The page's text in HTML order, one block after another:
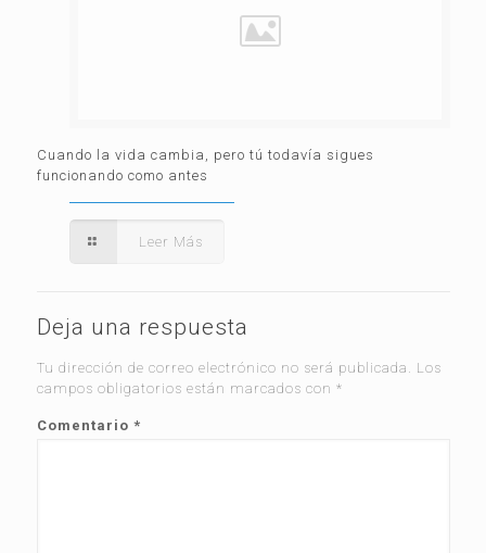
Cuando la vida cambia, pero tú todavía sigues
funcionando como antes
Leer Más
Deja una respuesta
Tu dirección de correo electrónico no será publicada. Los
campos obligatorios están marcados con *
Comentario *